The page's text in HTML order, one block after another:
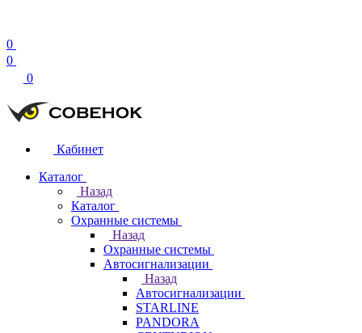
0
0
0
Кабинет
Каталог
Назад
Каталог
Охранные системы
Назад
Охранные системы
Автосигнализации
Назад
Автосигнализации
STARLINE
PANDORA